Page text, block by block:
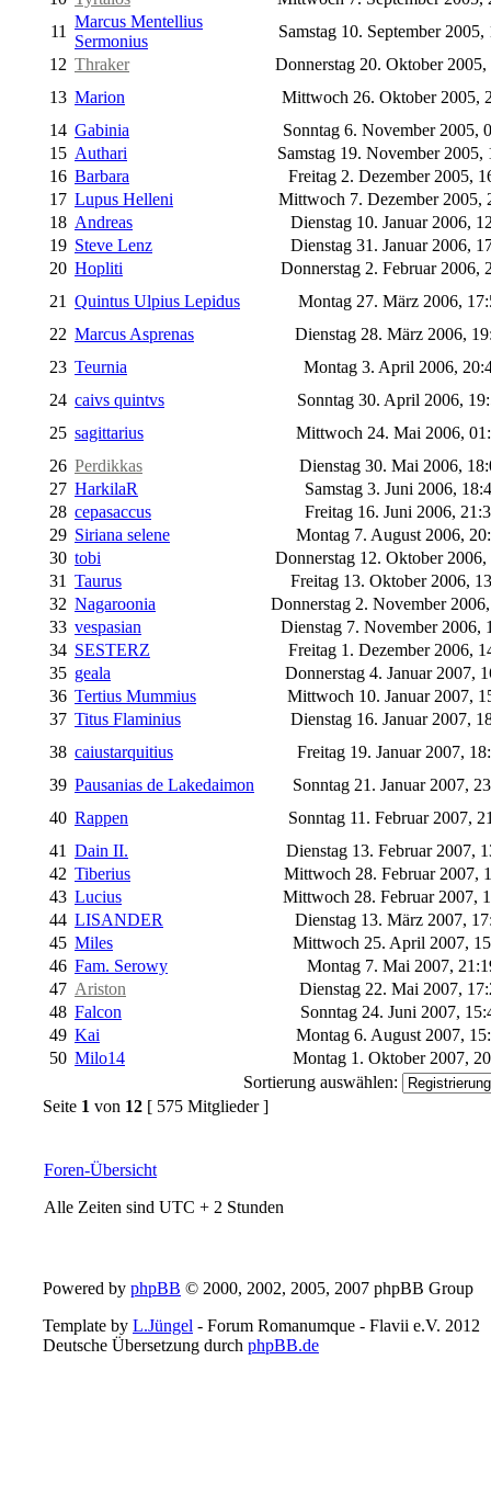
11
Marcus Mentellius
Sermonius
Samstag 10. September
12 Thraker
Donnerstag 20. Oktober
13 Marion
Mittwoch 26. Oktober 2005,
14 Gabinia
Sonntag 6. November 2005,
15 Authari
Samstag 19. November
16 Barbara
Freitag 2. Dezember 2005,
17 Lupus Helleni
Mittwoch 7. Dezember 2005,
18 Andreas
Dienstag 10. Januar 2006,
19 Steve Lenz
Dienstag 31. Januar 2006,
20 Hopliti
Donnerstag 2. Februar 2006,
21 Quintus Ulpius Lepidus
Montag 27. März 2006,
22 Marcus Asprenas
Dienstag 28. März 2006,
23 Teurnia
Montag 3. April 2006,
24 caivs quintvs
Sonntag 30. April 2006,
25 sagittarius
Mittwoch 24. Mai 2006,
26 Perdikkas
Dienstag 30. Mai 2006,
27 HarkilaR
Samstag 3. Juni 2006,
28 cepasaccus
Freitag 16. Juni 2006,
29 Siriana selene
Montag 7. August 2006,
30 tobi
Donnerstag 12. Oktober
31 Taurus
Freitag 13. Oktober 2006,
32 Nagaroonia
Donnerstag 2. November
33 vespasian
Dienstag 7. November 2006,
34 SESTERZ
Freitag 1. Dezember 2006,
35 geala
Donnerstag 4. Januar 2007,
36 Tertius Mummius
Mittwoch 10. Januar 2007,
37 Titus Flaminius
Dienstag 16. Januar 2007,
38 caiustarquitius
Freitag 19. Januar 2007,
39 Pausanias de Lakedaimon
Sonntag 21. Januar 2007,
40 Rappen
Sonntag 11. Februar 2007,
41 Dain II.
Dienstag 13. Februar 2007,
42 Tiberius
Mittwoch 28. Februar 2007,
43 Lucius
Mittwoch 28. Februar 2007,
44 LISANDER
Dienstag 13. März 2007,
45 Miles
Mittwoch 25. April 2007,
46 Fam. Serowy
Montag 7. Mai 2007,
47 Ariston
Dienstag 22. Mai 2007,
48 Falcon
Sonntag 24. Juni 2007,
49 Kai
Montag 6. August 2007,
50 Milo14
Montag 1. Oktober 2007,
Sortierung auswählen:
Seite 1 von 12 [ 575 Mitglieder ]
Foren-Übersicht
Alle Zeiten sind UTC + 2 Stunden
Powered by phpBB © 2000, 2002, 2005, 2007 phpBB Group
Template by L.Jüngel - Forum Romanumque - Flavii e.V. 2012
Deutsche Übersetzung durch phpBB.de